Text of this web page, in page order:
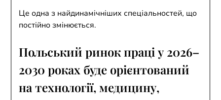
Це одна з найдинамічніших спеціальностей, що
постійно змінюється.
Польський ринок праці у 2026–
2030 роках буде орієнтований
на технології, медицину,